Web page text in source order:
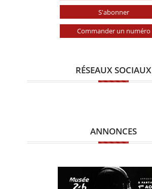
S'abonner
Commander un numéro
RÉSEAUX SOCIAUX
ANNONCES